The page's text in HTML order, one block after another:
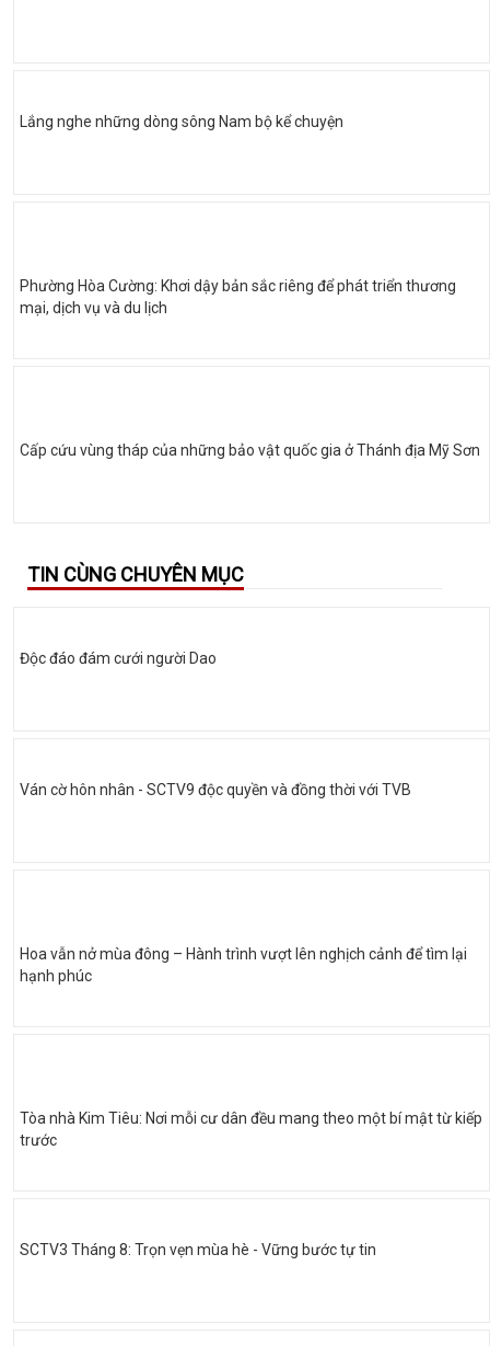
Lắng nghe những dòng sông Nam bộ kể chuyện
Phường Hòa Cường: Khơi dậy bản sắc riêng để phát triển thương
mại, dịch vụ và du lịch
Cấp cứu vùng tháp của những bảo vật quốc gia ở Thánh địa Mỹ Sơn
TIN CÙNG CHUYÊN MỤC
Độc đáo đám cưới người Dao
Ván cờ hôn nhân - SCTV9 độc quyền và đồng thời với TVB
Hoa vẫn nở mùa đông – Hành trình vượt lên nghịch cảnh để tìm lại
hạnh phúc
Tòa nhà Kim Tiêu: Nơi mỗi cư dân đều mang theo một bí mật từ kiếp
trước
SCTV3 Tháng 8: Trọn vẹn mùa hè - Vững bước tự tin